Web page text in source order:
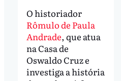
O historiador
Rômulo de Paula
Andrade, que atua
na Casa de
Oswaldo Cruz e
investiga a história